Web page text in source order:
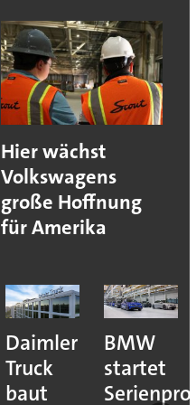
Hier wächst
Volkswagens
große Hoffnung
für Amerika
Daimler
Truck
baut
BMW
startet